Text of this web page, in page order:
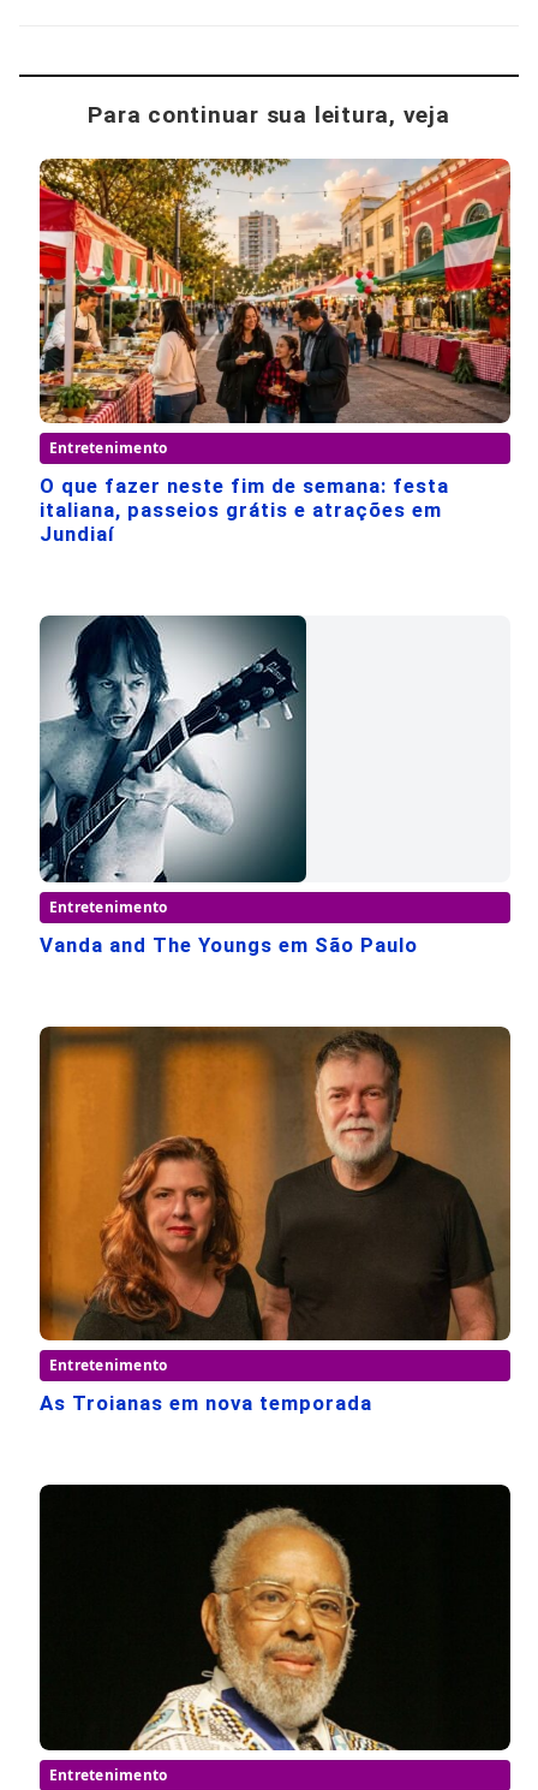
Para continuar sua leitura, veja
Entretenimento
O que fazer neste fim de semana: festa
italiana, passeios grátis e atrações em
Jundiaí
Entretenimento
Vanda and The Youngs em São Paulo
Entretenimento
As Troianas em nova temporada
Entretenimento